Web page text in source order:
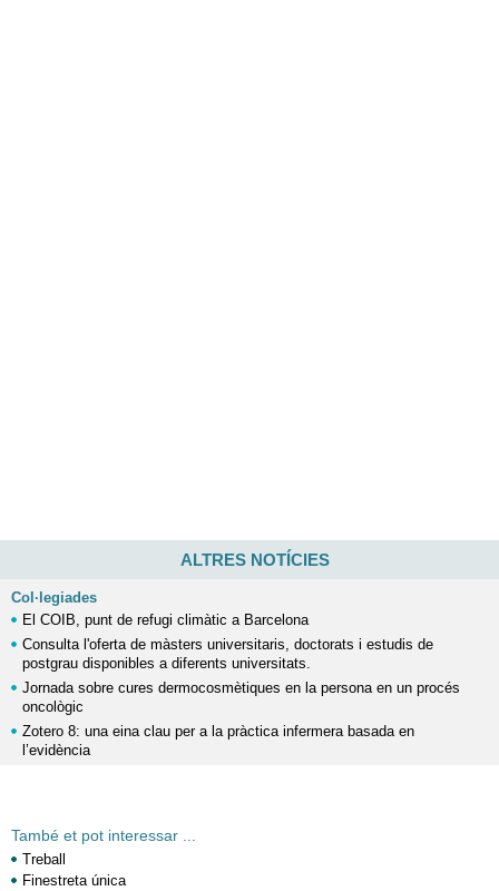
ALTRES NOTÍCIES
Col·legiades
El COIB, punt de refugi climàtic a Barcelona
Consulta l'oferta de màsters universitaris, doctorats i estudis de
postgrau disponibles a diferents universitats.
Jornada sobre cures dermocosmètiques en la persona en un procés
oncològic
Zotero 8: una eina clau per a la pràctica infermera basada en
l’evidència
També et pot interessar ...
Treball
Finestreta única